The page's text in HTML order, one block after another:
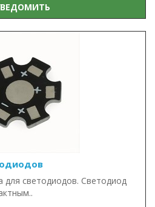
для светодиодов. Светодиод